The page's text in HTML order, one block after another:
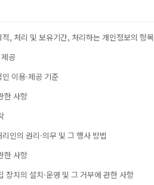
, 처리 및 보유기간, 처리하는 개인정보의 항목
공
이용·제공 기준
한 사항
인의 권리·의무 및 그 행사 방법
한 사항
장치의 설치·운영 및 그 거부에 관한 사항